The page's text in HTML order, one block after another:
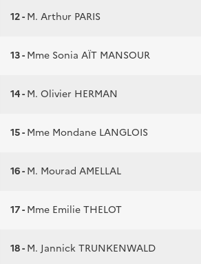
12 -M. Arthur PARIS
13 -Mme Sonia AÏT MANSOUR
14 -M. Olivier HERMAN
15 -Mme Mondane LANGLOIS
16 -M. Mourad AMELLAL
17 -Mme Emilie THELOT
18 -M. Jannick TRUNKENWALD